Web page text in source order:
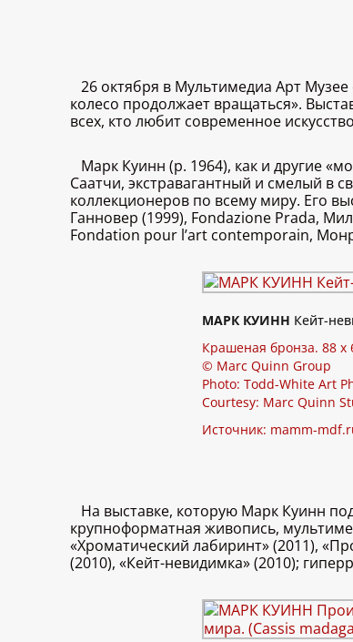
26 октября в Мультимедиа Арт
колесо продолжает вращаться».
всех, кто любит современное
Марк Куинн (р. 1964), как и другие
Саатчи, экстравагантный и смелый в
коллекционеров по всему миру. Его
Ганновер (1999), Fondazione Prada,
Fondation pour l’art contemporain,
МАРК КУИНН Кейт-
Крашеная бронза. 88 x
© Marc Quinn Group
Photo: Todd-White Art
Courtesy: Marc Quinn
Источник: mamm-
На выставке, которую Марк Куинн
крупноформатная живопись,
«Хроматический лабиринт» (2011),
(2010), «Кейт-невидимка» (2010);